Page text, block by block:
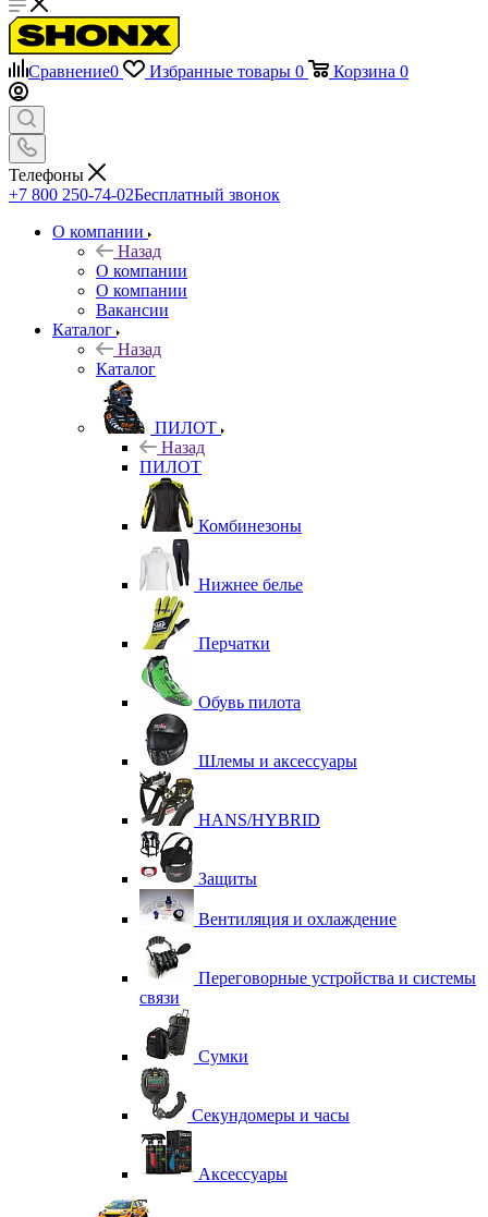
Сравнение0 Избранные товары 0 Корзина 0
Телефоны
+7 800 250-74-02Бесплатный звонок
О компании
Назад
О компании
О компании
Вакансии
Каталог
Назад
Каталог
ПИЛОТ
Назад
ПИЛОТ
Комбинезоны
Нижнее белье
Перчатки
Обувь пилота
Шлемы и аксессуары
HANS/HYBRID
Защиты
Вентиляция и охлаждение
Переговорные устройства и системы
связи
Сумки
Секундомеры и часы
Аксессуары